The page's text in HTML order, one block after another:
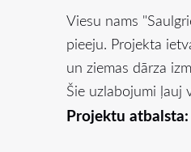
Viesu nams
pieeju. Projekta
un ziemas dārza
Šie uzlabojumi ļauj
Projektu atbalsta: